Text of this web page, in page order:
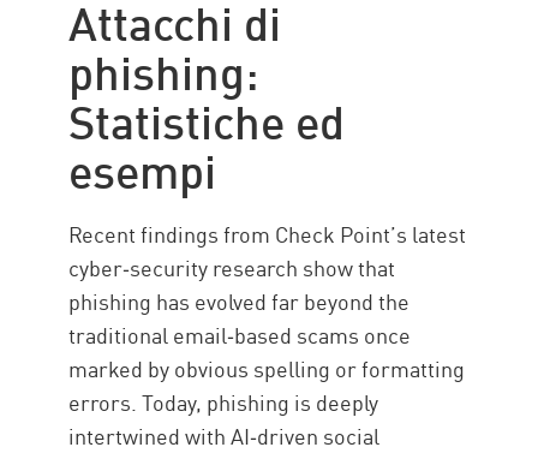
Tecniche
Tipi
Protezione dal Phishing
Soluzione
Attacchi di
phishing:
Statistiche ed
esempi
Recent findings from Check Point’s latest
cyber‑security research show that
phishing has evolved far beyond the
traditional email‑based scams once
marked by obvious spelling or formatting
errors. Today, phishing is deeply
intertwined with AI‑driven social